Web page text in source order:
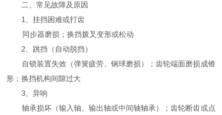
二、常见故障及原因
1、挂挡困难或打齿
同步器磨损；换挡拨叉变形或松动
2、跳挡（自动脱挡）
自锁装置失效（弹簧疲劳、钢球磨损）；齿轮端面磨损成锥
形；换挡机构间隙过大
3、异响
轴承损坏（输入轴、输出轴或中间轴轴承）；齿轮断齿或点